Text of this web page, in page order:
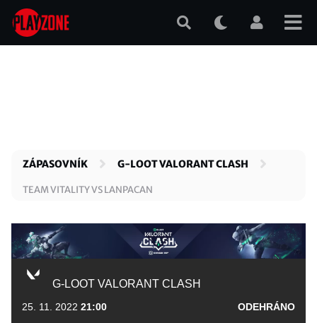
Přejít
hlavnímu
ZÁPASOVNÍK G-LOOT VALORANT CLASH
TEAM VITALITY VS LANPACAN
G-LOOT VALORANT CLASH
25. 11. 2022 21:00 ODEHRÁNO